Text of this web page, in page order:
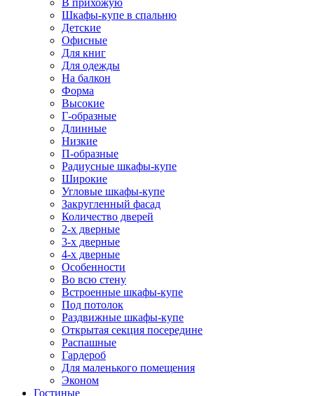
В прихожую
Шкафы-купе в спальню
Детские
Офисные
Для книг
Для одежды
На балкон
Форма
Высокие
Г-образные
Длинные
Низкие
П-образные
Радиусные шкафы-купе
Широкие
Угловые шкафы-купе
Закругленный фасад
Количество дверей
2-х дверные
3-х дверные
4-х дверные
Особенности
Во всю стену
Встроенные шкафы-купе
Под потолок
Раздвижные шкафы-купе
Открытая секция посередине
Распашные
Гардероб
Для маленького помещения
Эконом
Гостиные